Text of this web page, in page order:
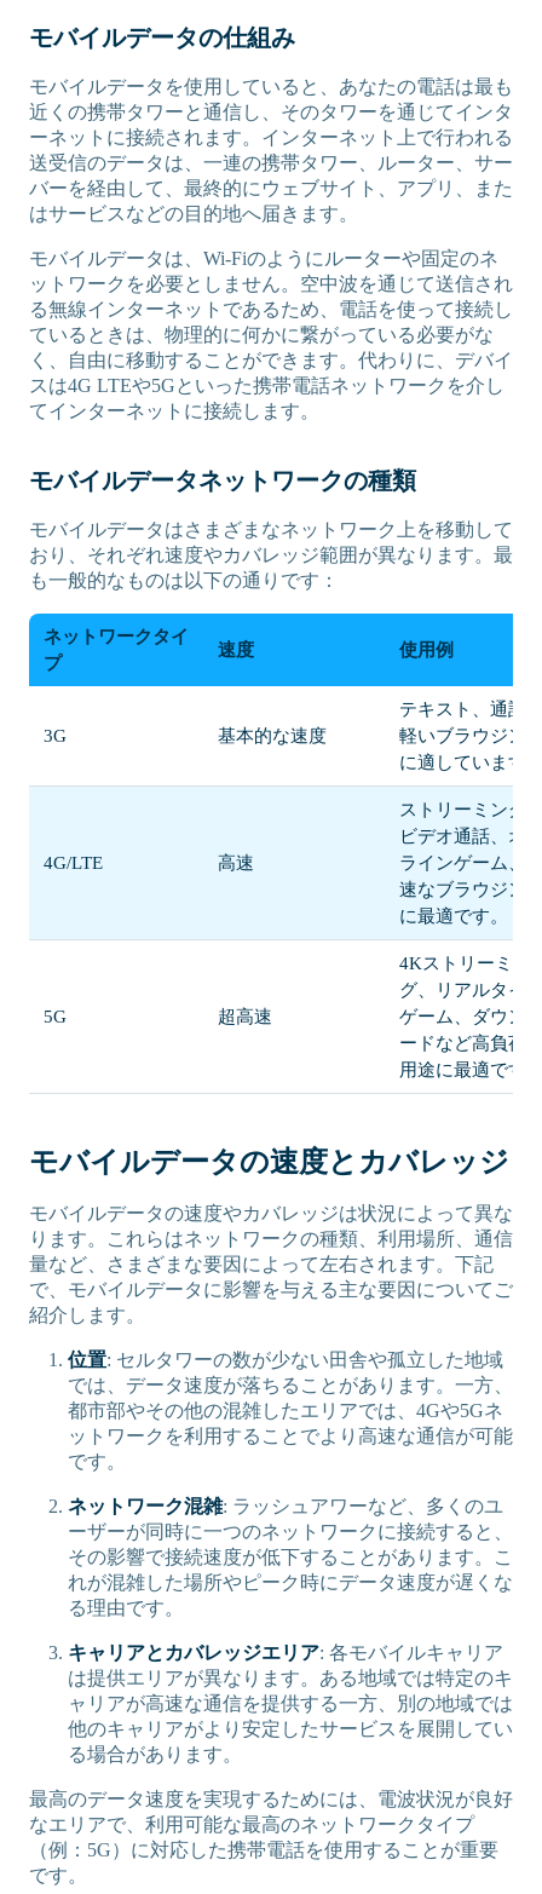
モバイルデータの仕組み
モバイルデータを使用していると、あなたの電話は最も
近くの携帯タワーと通信し、そのタワーを通じてインタ
ーネットに接続されます。インターネット上で行われる
送受信のデータは、一連の携帯タワー、ルーター、サー
バーを経由して、最終的にウェブサイト、アプリ、また
はサービスなどの目的地へ届きます。
モバイルデータは、Wi-Fiのようにルーターや固定のネ
ットワークを必要としません。空中波を通じて送信され
る無線インターネットであるため、電話を使って接続し
ているときは、物理的に何かに繋がっている必要がな
く、自由に移動することができます。代わりに、デバイ
スは4G LTEや5Gといった携帯電話ネットワークを介し
てインターネットに接続します。
モバイルデータネットワークの種類
モバイルデータはさまざまなネットワーク上を移動して
おり、それぞれ速度やカバレッジ範囲が異なります。最
も一般的なものは以下の通りです：
ネットワークタイ
プ
速度 使用例
3G 基本的な速度
テキスト、通話
軽いブラウジン
に適しています
4G/LTE 高速
ストリーミング
ビデオ通話、オ
ラインゲーム、
速なブラウジン
に最適です。
5G 超高速
4Kストリーミン
グ、リアルタイ
ゲーム、ダウン
ードなど高負荷
用途に最適です
モバイルデータの速度とカバレッジ
モバイルデータの速度やカバレッジは状況によって異な
ります。これらはネットワークの種類、利用場所、通信
量など、さまざまな要因によって左右されます。下記
で、モバイルデータに影響を与える主な要因についてご
紹介します。
位置: セルタワーの数が少ない田舎や孤立した地域
では、データ速度が落ちることがあります。一方、
都市部やその他の混雑したエリアでは、4Gや5Gネ
ットワークを利用することでより高速な通信が可能
です。
ネットワーク混雑: ラッシュアワーなど、多くのユ
ーザーが同時に一つのネットワークに接続すると、
その影響で接続速度が低下することがあります。こ
れが混雑した場所やピーク時にデータ速度が遅くな
る理由です。
キャリアとカバレッジエリア: 各モバイルキャリア
は提供エリアが異なります。ある地域では特定のキ
ャリアが高速な通信を提供する一方、別の地域では
他のキャリアがより安定したサービスを展開してい
る場合があります。
最高のデータ速度を実現するためには、電波状況が良好
なエリアで、利用可能な最高のネットワークタイプ
（例：5G）に対応した携帯電話を使用することが重要
です。